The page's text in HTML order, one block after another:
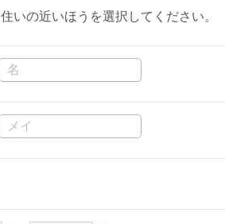
いの近いほうを選択してください。